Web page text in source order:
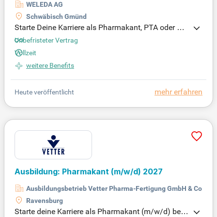
WELEDA AG
Schwäbisch Gmünd
Starte Deine Karriere als Pharmakant, PTA oder CT
A in der Herstellung steriler Arzneiformen! Du übern
immst die Produktion und Inprozesskontrollen von
Bulkware, inklusive Grob- und Sterilfiltration. Deine
Aufgaben umfassen die maschinelle Abfüllung so
wie Inspektions- und Probenzugprozesse unter Rei
nraumbedingungen. Wichtig sind auch die GMP-ko
nforme Dokumentation und die Bedienung von An
alysegeräten. Wenn Du eine entsprechende Ausbild
ung im pharmazeutischen oder chemischen Bereic
h mitbringst, freut uns Deine Bewerbung! Werde Tei
l eines engagierten Teams und trage zu einem reib
ungslosen Produktionsablauf bei!
Unbefristeter Vertrag
Vollzeit
weitere Benefits
mehr erfahren
Heute veröffentlicht
Ausbildung: Pharmakant (m/w/d) 2027
Ausbildungsbetrieb Vetter Pharma-Fertigung GmbH & Co. KG
Ravensburg
Starte deine Karriere als Pharmakant (m/w/d) bei